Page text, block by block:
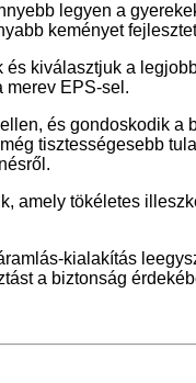
legyen a
keményet
kiválasztjuk a
merev EPS-sel.
és gondoskodik
tisztességesebb
amely tökéletes
kialakítás
a biztonság